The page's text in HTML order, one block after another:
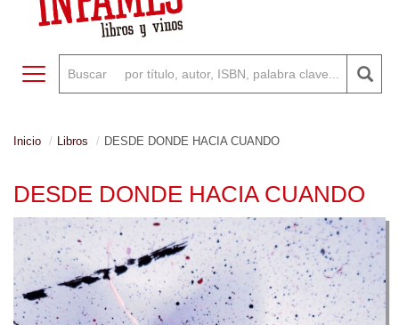
Toggle navigation
Inicio Libros DESDE DONDE HACIA CUANDO
DESDE DONDE HACIA CUANDO